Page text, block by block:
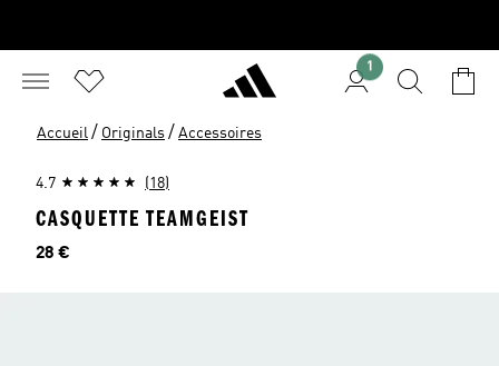
1
Accueil / Originals / Accessoires
4.7 (18)
CASQUETTE TEAMGEIST
Prix
28 €